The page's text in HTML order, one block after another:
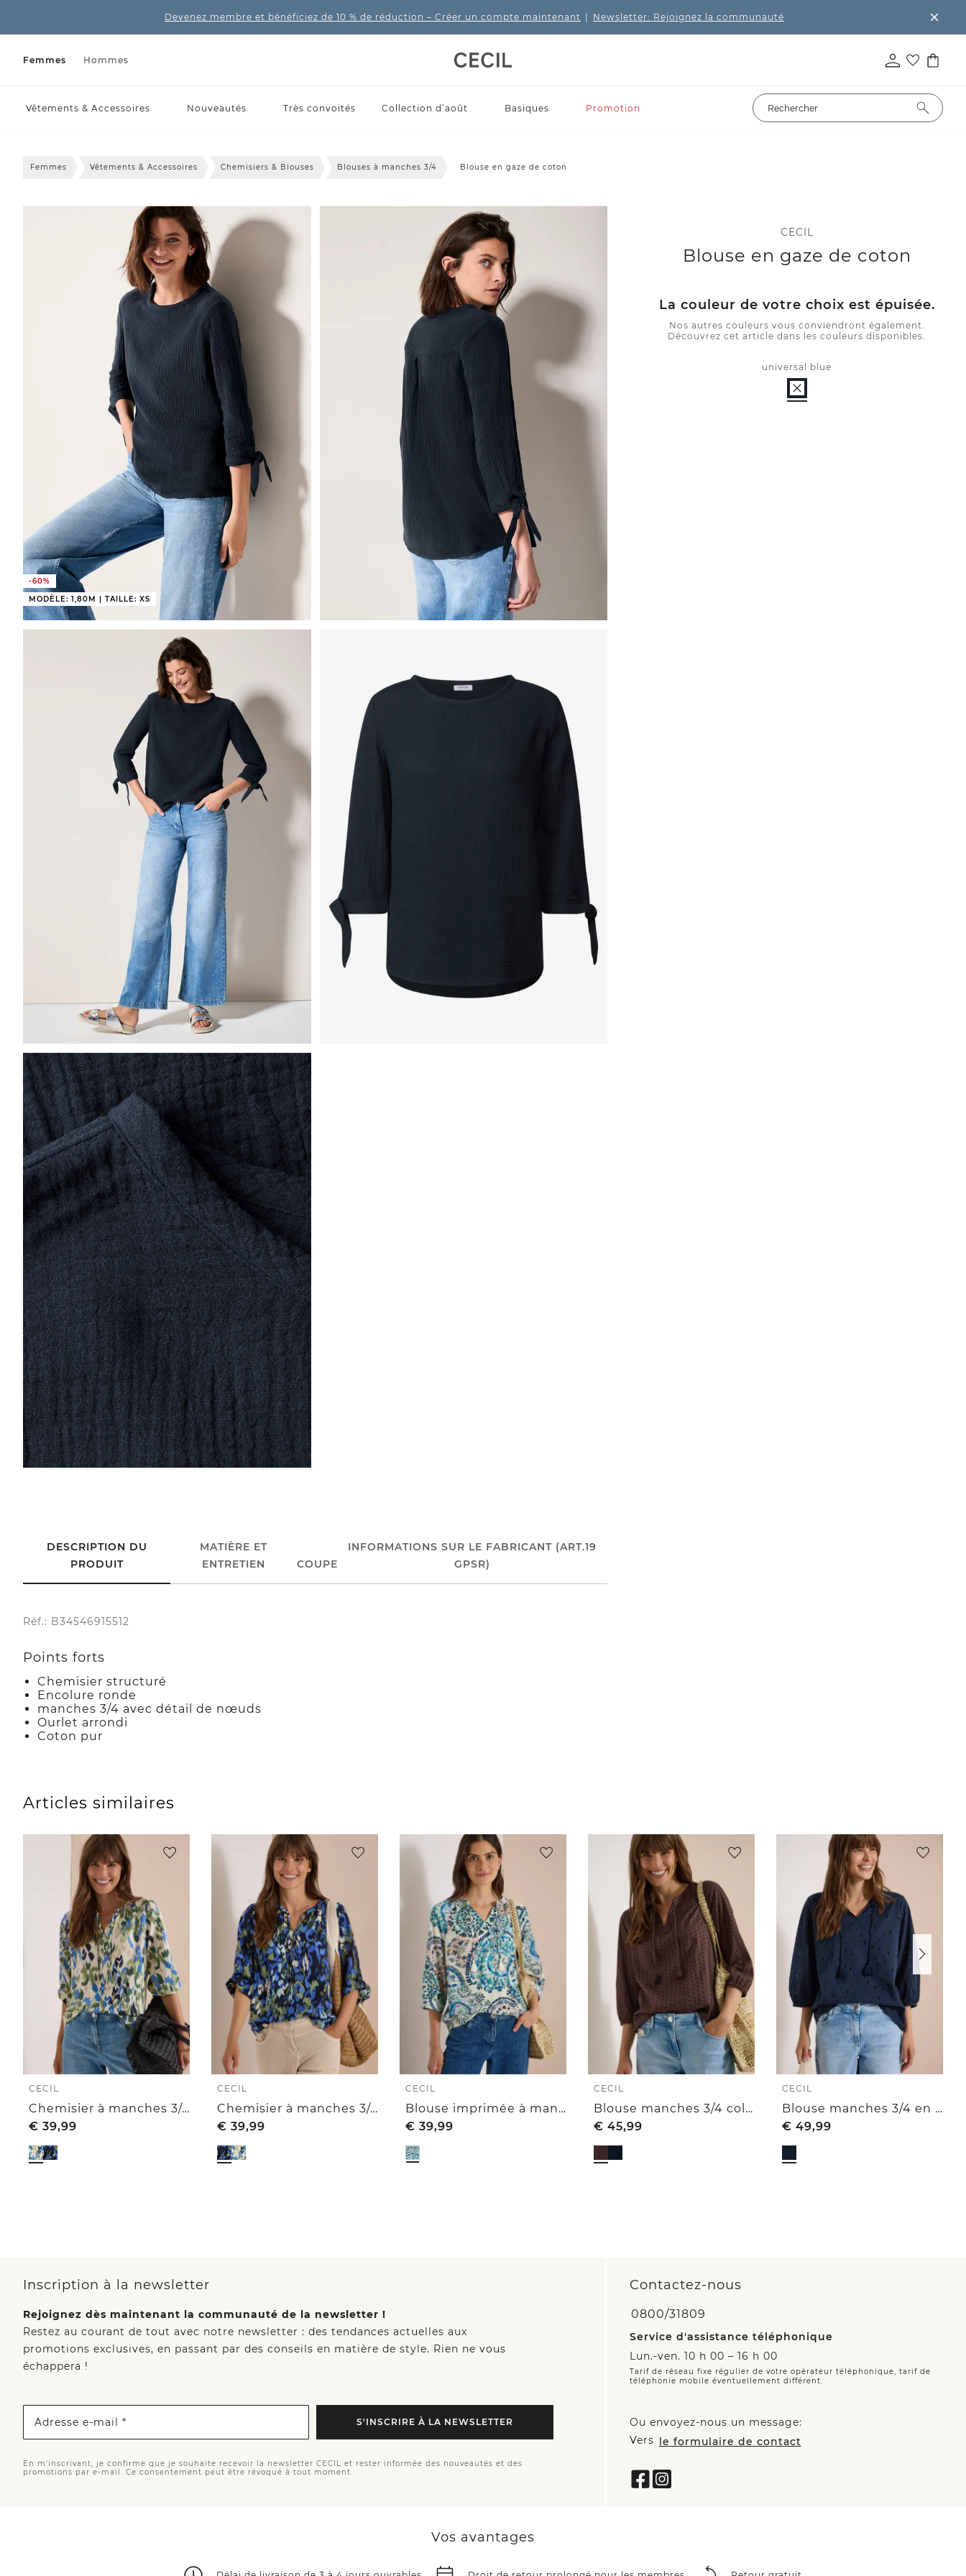
Devenez membre et bénéficiez de 10 % de réduction – Créer un compte maintenant Newsletter: Rejoignez la communauté
Femmes Hommes
Vêtements & Accessoires Nouveautés Très convoités Collection d’août Basiques Promotion
Femmes Vêtements & Accessoires Chemisiers & Blouses Blouses à manches 3/4 Blouse en gaze de coton
-60%
MODÈLE: 1,80M | TAILLE: XS
CECIL
Blouse en gaze de coton
La couleur de votre choix est épuisée.
Nos autres couleurs vous conviendront également.
Découvrez cet article dans les couleurs disponibles.
universal blue
DESCRIPTION DU
PRODUIT
MATIÈRE ET
ENTRETIEN
COUPE
INFORMATIONS SUR LE FABRICANT (ART.19
GPSR)
Réf.: B34546915512
Points forts
Chemisier structuré
Encolure ronde
manches 3/4 avec détail de nœuds
Ourlet arrondi
Coton pur
Articles similaires
CECIL
Chemisier à manches 3/4 avec revers et imprimé
€ 39,99
CECIL
Chemisier à manches 3/4, ourlets retroussés et imprimé
€ 39,99
CECIL
Blouse imprimée à manches 3/4, à col fendu
€ 39,99
CECIL
Blouse manches 3/4 col fendu en matière structurée
€ 45,99
CECIL
Blouse manches 3/4 en broderie anglaise
€ 49,99
Inscription à la newsletter
Rejoignez dès maintenant la communauté de la newsletter !
Restez au courant de tout avec notre newsletter : des tendances actuelles aux
promotions exclusives, en passant par des conseils en matière de style. Rien ne vous
échappera !
Adresse e-mail * S'INSCRIRE À LA NEWSLETTER
En m'inscrivant, je confirme que je souhaite recevoir la newsletter CECIL et rester informée des nouveautés et des
promotions par e-mail. Ce consentement peut être révoqué à tout moment.
Contactez-nous
0800/31809
Service d'assistance téléphonique
Lun.-ven. 10 h 00 – 16 h 00
Tarif de réseau fixe régulier de votre opérateur téléphonique, tarif de
téléphonie mobile éventuellement différent.
Ou envoyez-nous un message:
Vers le formulaire de contact
Vos avantages